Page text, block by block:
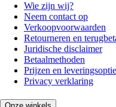
Wie zijn wij?
Neem contact op
Verkoopvoorwaarden
Retourneren en
Juridische disclaimer
Betaalmethoden
Prijzen en
Privacy verklaring